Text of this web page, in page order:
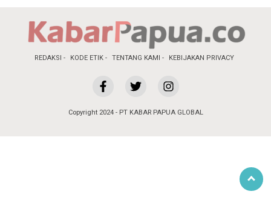
REDAKSI KODE ETIK TENTANG KAMI KEBIJAKAN PRIVACY
Copyright 2024 - PT KABAR PAPUA GLOBAL